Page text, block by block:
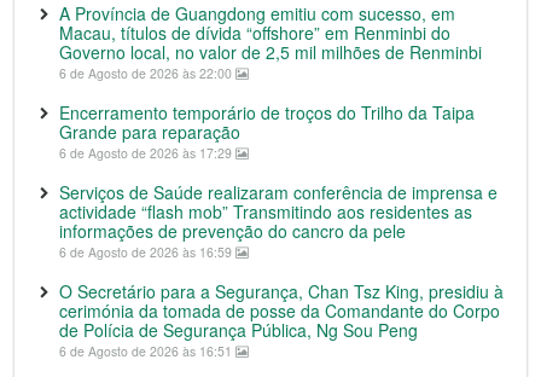
A Província de Guangdong emitiu com sucesso, em
Macau, títulos de dívida “offshore” em Renminbi do
Governo local, no valor de 2,5 mil milhões de Renminbi
6 de Agosto de 2026 às 22:00
Encerramento temporário de troços do Trilho da Taipa
Grande para reparação
6 de Agosto de 2026 às 17:29
Serviços de Saúde realizaram conferência de imprensa e
actividade “flash mob” Transmitindo aos residentes as
informações de prevenção do cancro da pele
6 de Agosto de 2026 às 16:59
O Secretário para a Segurança, Chan Tsz King, presidiu à
cerimónia da tomada de posse da Comandante do Corpo
de Polícia de Segurança Pública, Ng Sou Peng
6 de Agosto de 2026 às 16:51